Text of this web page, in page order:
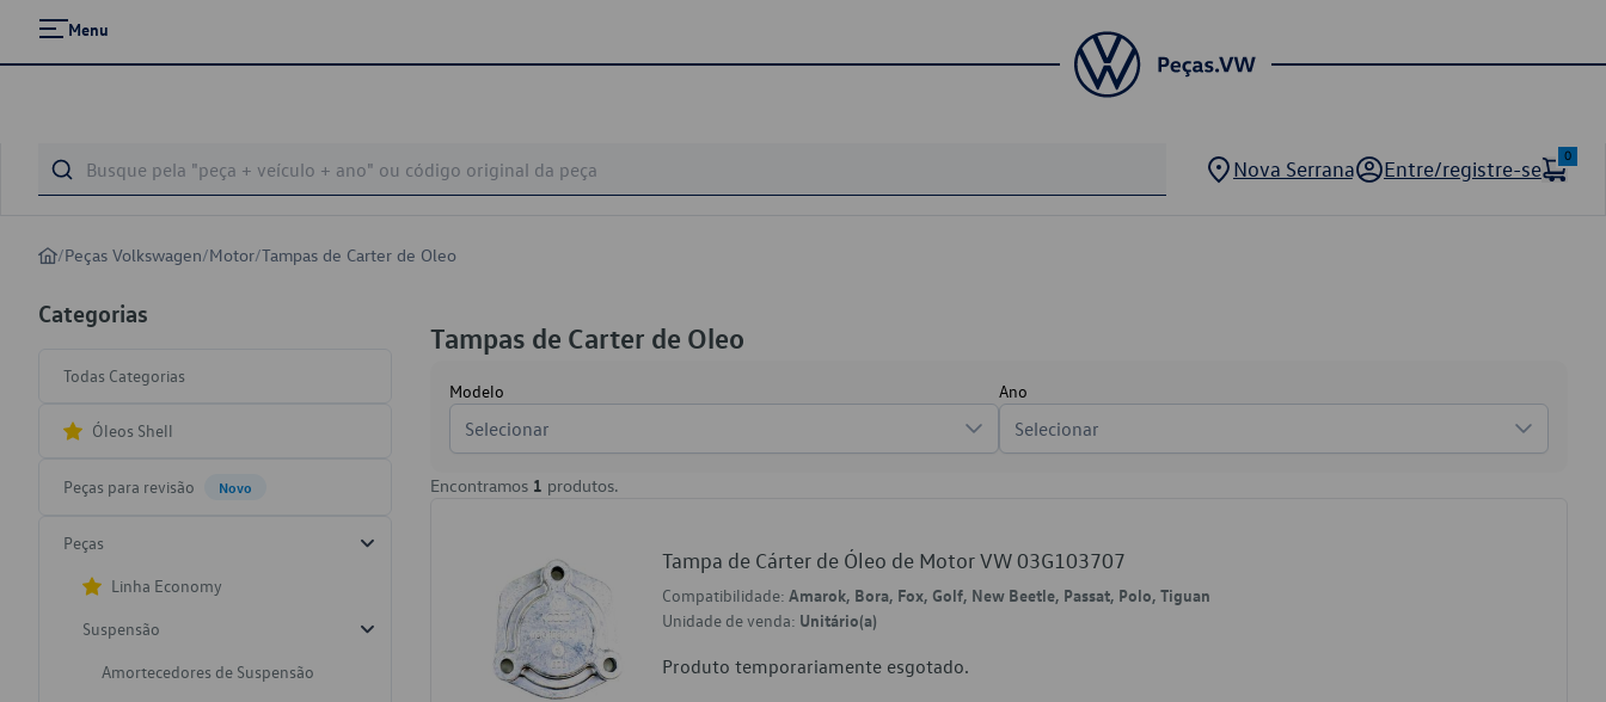
Menu
Nova Serrana Entre/registre-se
0
/Peças Volkswagen/Motor/Tampas de Carter de Oleo
Categorias
Todas Categorias
Óleos Shell
Peças para revisão Novo
Peças
Linha Economy
Suspensão
Amortecedores de Suspensão
Tampas de Carter de Oleo
Modelo
Selecionar
Ano
Selecionar
Encontramos 1 produtos.
Tampa de Cárter de Óleo de Motor VW 03G103707
Compatibilidade: Amarok, Bora, Fox, Golf, New Beetle, Passat, Polo, Tiguan
Unidade de venda: Unitário(a)
Produto temporariamente esgotado.